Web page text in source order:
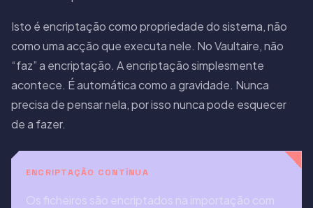
Isto é encriptação como propriedade do sistema, não
como uma acção que executa nele. No Vaultaire, não
“faz” a encriptação. A encriptação simplesmente
acontece. É automática como a gravidade. Nunca
precisa de pensar nela, por isso nunca pode esquecer
de a fazer.
ENCRIPTAÇÃO CONTÍNUA
Os ficheiros são encriptados na importação com